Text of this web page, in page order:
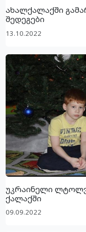
ახალქალაქში
შედეგები
13.10.2022
უკრაინელი
ქალაქში
09.09.2022